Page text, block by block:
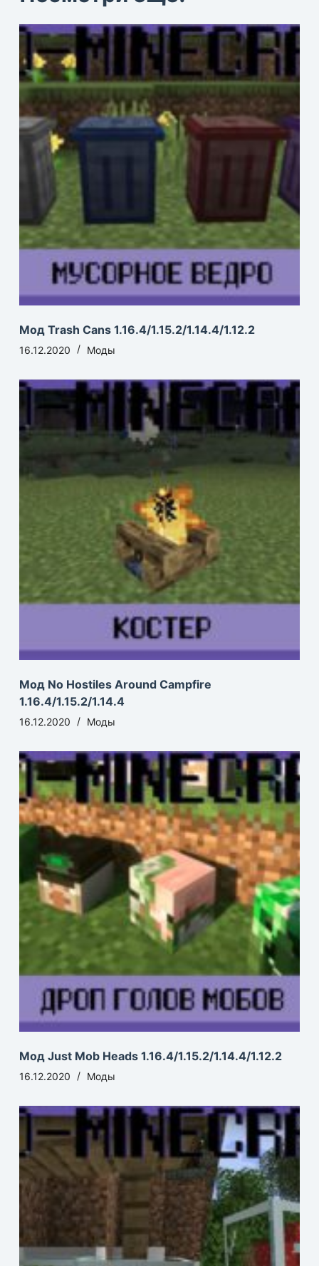
Мод Trash Cans 1.16.4/1.15.2/1.14.4/1.12.2
16.12.2020 Моды
Мод No Hostiles Around Campfire
1.16.4/1.15.2/1.14.4
16.12.2020 Моды
Мод Just Mob Heads 1.16.4/1.15.2/1.14.4/1.12.2
16.12.2020 Моды